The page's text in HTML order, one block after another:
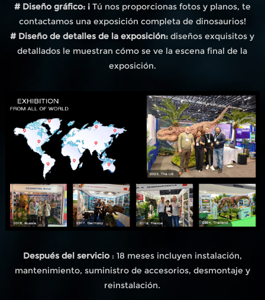
# Diseño gráfico: ¡Tú nos proporcionas fotos y planos, te
contactamos una exposición completa de dinosaurios!
# Diseño de detalles de la exposición: diseños exquisitos y
detallados le muestran cómo se ve la escena final de la
exposición.
Después del servicio: 18 meses incluyen instalación,
mantenimiento, suministro de accesorios, desmontaje y
reinstalación.